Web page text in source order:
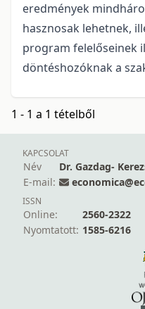
eredmények
hasznosak lehetnek,
program felelőseinek
döntéshozóknak a
1 - 1 a 1 tételből
KAPCSOLAT
Név
Dr. Gazdag-
E-mail:
ISSN
Online:
2560-2322
Nyomtatott: 1585-6216